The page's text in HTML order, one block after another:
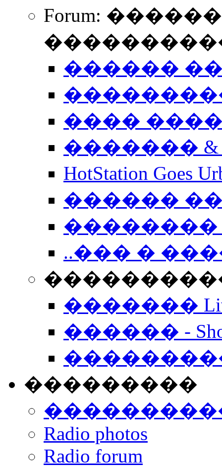
Forum:
������
����
�������
HotStation
������
��������
..��� �
����������
�������
������ -
���������
Radio photos
Radio forum